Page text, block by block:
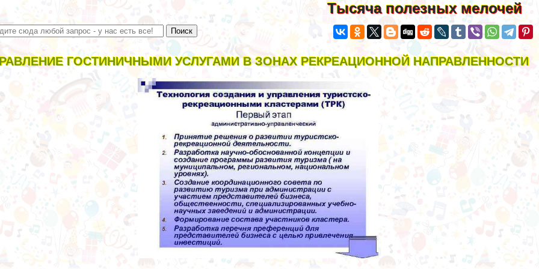
Тысяча полезных мелочей
ГОСТИНИЧНЫМИ УСЛУГАМИ В ЗОНАХ РЕКРЕАЦИОННОЙ НАПРАВЛЕННОСТИ